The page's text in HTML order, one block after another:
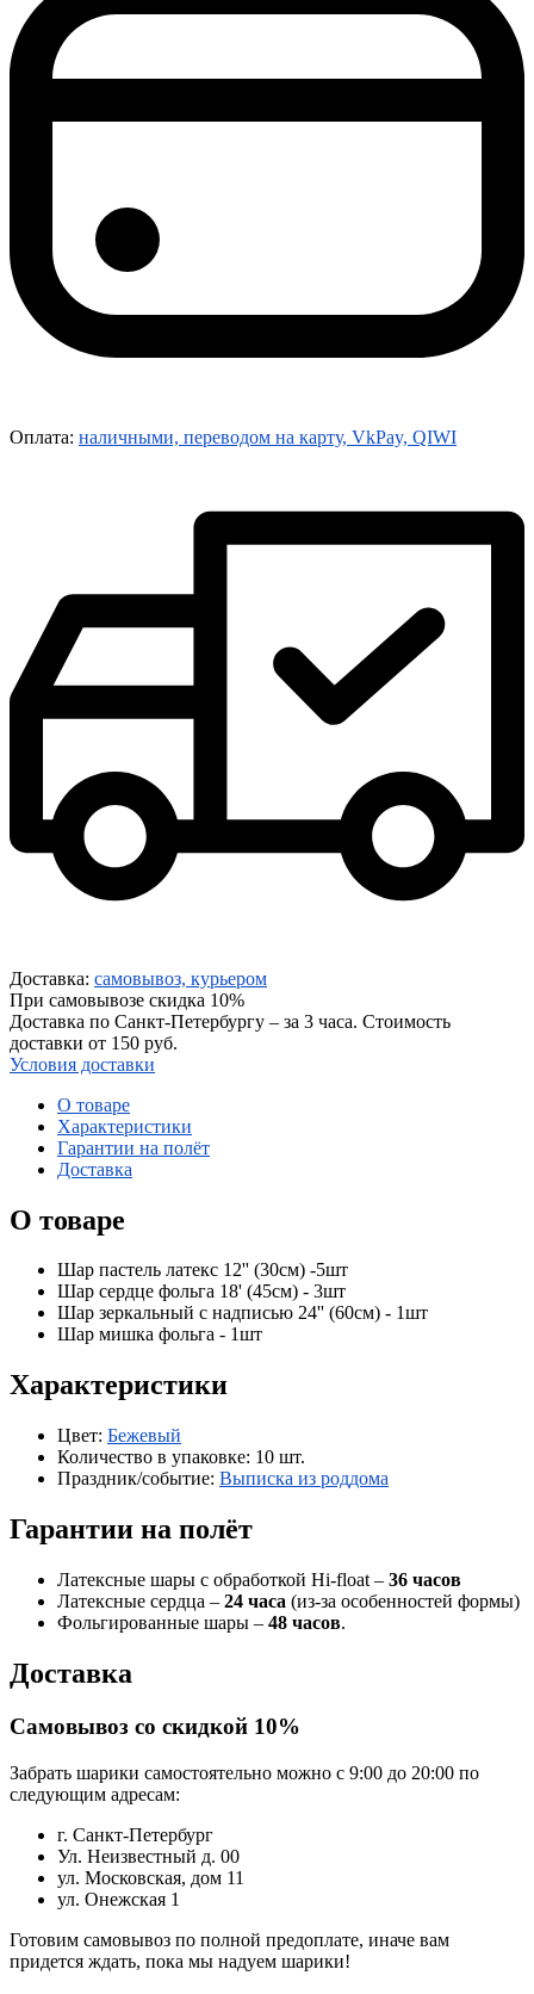
Оплата: наличными, переводом на карту, VkPay, QIWI
Доставка: самовывоз, курьером
При самовывозе скидка 10%
Доставка по Санкт-Петербургу – за 3 часа. Стоимость
доставки от 150 руб.
Условия доставки
О товаре
Характеристики
Гарантии на полёт
Доставка
О товаре
Шар пастель латекс 12'' (30см) -5шт
Шар сердце фольга 18' (45см) - 3шт
Шар зеркальный с надписью 24'' (60см) - 1шт
Шар мишка фольга - 1шт
Характеристики
Цвет: Бежевый
Количество в упаковке: 10 шт.
Праздник/событие: Выписка из роддома
Гарантии на полёт
Латексные шары с обработкой Hi-float – 36 часов
Латексные сердца – 24 часа (из-за особенностей формы)
Фольгированные шары – 48 часов.
Доставка
Самовывоз со скидкой 10%
Забрать шарики самостоятельно можно с 9:00 до 20:00 по
следующим адресам:
г. Санкт-Петербург
Ул. Неизвестный д. 00
ул. Московская, дом 11
ул. Онежская 1
Готовим самовывоз по полной предоплате, иначе вам
придется ждать, пока мы надуем шарики!